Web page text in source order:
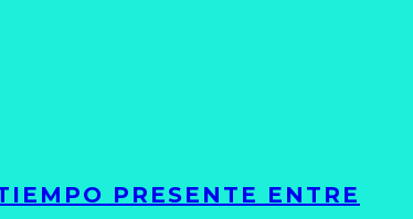
PRESENTE ENTRE